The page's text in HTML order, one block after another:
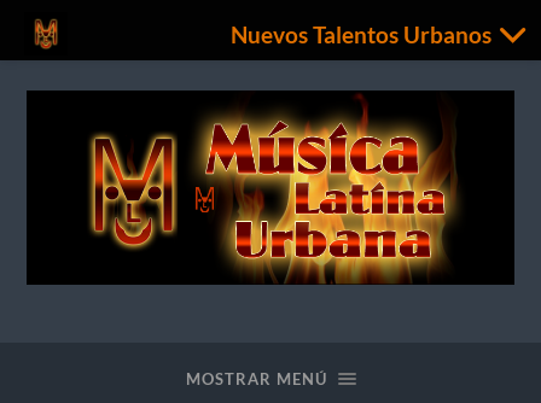
MOSTRAR MENÚ
Nuevos Talentos Urbanos